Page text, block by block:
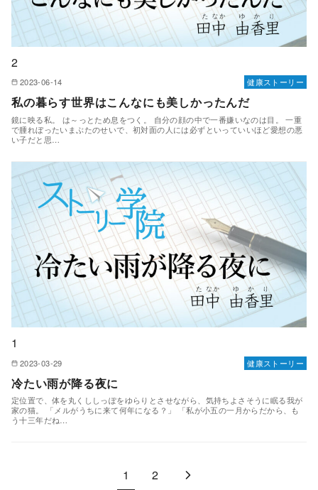
2
2023-06-14 健康ストーリー
私の暮らす世界はこんなにも美しかったんだ
鏡に映る私。 は～っとため息をつく。 自分の顔の中で一番嫌いなのは目。 一重
で腫れぼったいまぶたのせいで、初対面の人には必ずといっていいほど愛想の悪
い子だと思…
1
2023-03-29 健康ストーリー
冷たい雨が降る夜に
定位置で、体を丸くししっぽをゆらりとさせながら、気持ちよさそうに眠る我が
家の猫。 「メルがうちに来て何年になる？」 「私が小五の一月からだから、も
う十三年だね…
1 2